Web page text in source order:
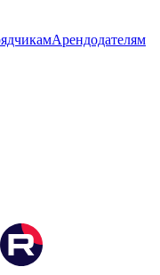
Арендодателям